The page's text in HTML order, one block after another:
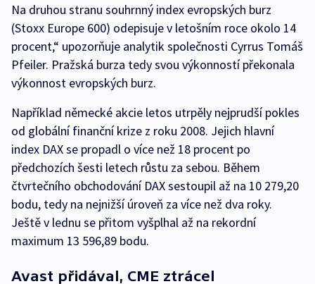
Na druhou stranu souhrnný index evropských burz
(Stoxx Europe 600) odepisuje v letošním roce okolo 14
procent,“ upozorňuje analytik společnosti Cyrrus Tomáš
Pfeiler. Pražská burza tedy svou výkonností překonala
výkonnost evropských burz.
Například německé akcie letos utrpěly nejprudší pokles
od globální finanční krize z roku 2008. Jejich hlavní
index DAX se propadl o více než 18 procent po
předchozích šesti letech růstu za sebou. Během
čtvrtečního obchodování DAX sestoupil až na 10 279,20
bodu, tedy na nejnižší úroveň za více než dva roky.
Ještě v lednu se přitom vyšplhal až na rekordní
maximum 13 596,89 bodu.
Avast přidával, CME ztrácel